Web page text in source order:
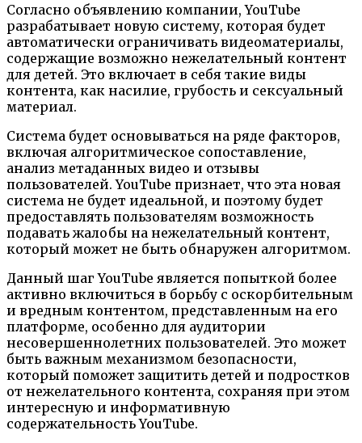
Согласно объявлению компании, YouTube
разрабатывает новую систему, которая будет
автоматически ограничивать видеоматериалы,
содержащие возможно нежелательный контент
для детей. Это включает в себя такие виды
контента, как насилие, грубость и сексуальный
материал.
Система будет основываться на ряде факторов,
включая алгоритмическое сопоставление,
анализ метаданных видео и отзывы
пользователей. YouTube признает, что эта новая
система не будет идеальной, и поэтому будет
предоставлять пользователям возможность
подавать жалобы на нежелательный контент,
который может не быть обнаружен алгоритмом.
Данный шаг YouTube является попыткой более
активно включиться в борьбу с оскорбительным
и вредным контентом, представленным на его
платформе, особенно для аудитории
несовершеннолетних пользователей. Это может
быть важным механизмом безопасности,
который поможет защитить детей и подростков
от нежелательного контента, сохраняя при этом
интересную и информативную
содержательность YouTube.